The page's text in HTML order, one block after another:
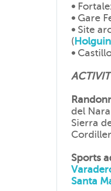
•
• Gare
• Site
(Holguin
•
del
Sierra
Sports
Santa